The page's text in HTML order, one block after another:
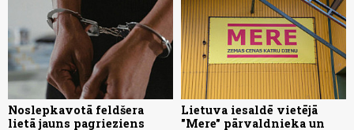
Noslepkavotā feldšera
lietā jauns pagrieziens
Lietuva iesaldē vietējā
"Mere" pārvaldnieka un